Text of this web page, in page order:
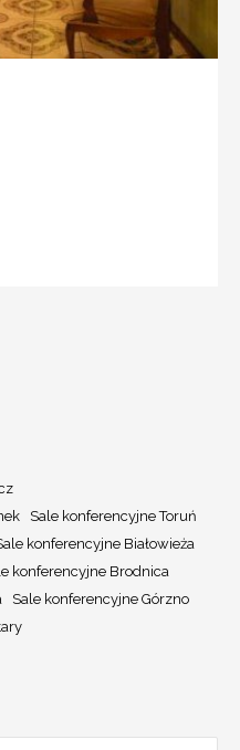
Sale konferencyjne Toruń
konferencyjne Białowieża
konferencyjne Brodnica
Sale konferencyjne Górzno